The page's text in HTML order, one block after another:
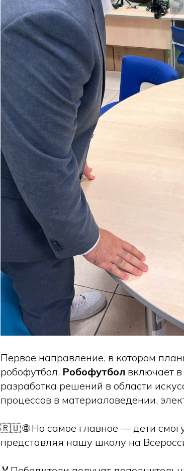
Первое направление, в котором
робофутбол. Робофутбол включает
разработка решений в области
процессов в материаловедении,
🇷🇺 🌐 Но самое главное — дети
представляя нашу школу на